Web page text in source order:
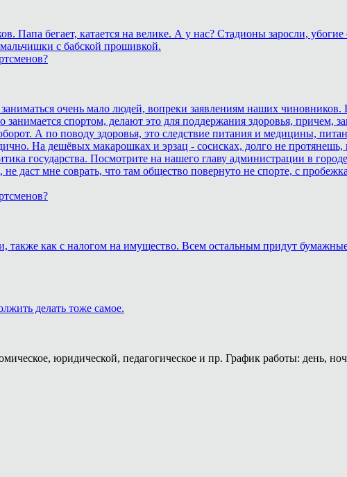
бегает, катается на велике. А у нас? Стадионы заросли,
с бабской прошивкой.
очень мало людей, вопреки заявлениям наших чиновников.
спортом, делают это для поддержания здоровья, причем,
А по поводу здоровья, это следствие питания и медицины,
На дешёвых макарошках и эрзац - сосисках, долго не
государства. Посмотрите на нашего главу администрации в
даст мне соврать, что там общество повернуто не спорте, с
также как с налогом на имущество. Всем остальным придут
делать тоже самое.
юридической, педагогическое и пр. График работы: день,